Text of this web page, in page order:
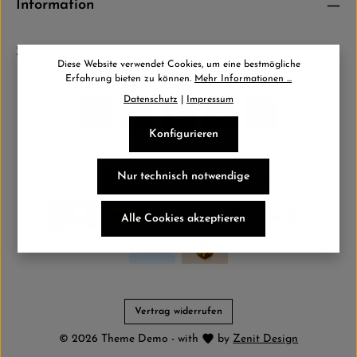
Information
Service
Vertrag widerrufen
© 2026 Theme Demo - with by Zenit Design
Diese Website verwendet Cookies, um eine bestmögliche
Erfahrung bieten zu können. Mehr Informationen ...
Datenschutz Impressum
Nur technisch notwendige
Konfigurieren
Alle Cookies akzeptieren